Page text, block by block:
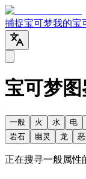
捕捉宝可梦我的宝
宝可梦图
一般 火 水 电
岩石
幽灵 龙 恶
正在搜寻一般属性